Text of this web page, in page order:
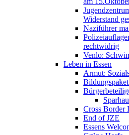
Widerstand
Naziführer
rechtwidrig
Venlo:
Leben in Essen
Armut:
Cross Border
End of JZE
Essens